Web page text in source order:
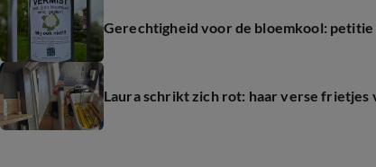
Gerechtigheid voor de bloemkool:
Laura schrikt zich rot: haar verse